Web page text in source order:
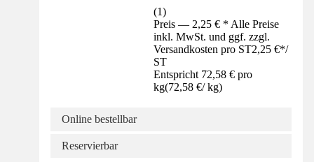
(1)
Preis — 2,25 € * Alle Preise
inkl. MwSt. und ggf. zzgl.
Versandkosten pro ST2,25 €*/
ST
Entspricht 72,58 € pro
kg(72,58 €/ kg)
Online bestellbar
Reservierbar